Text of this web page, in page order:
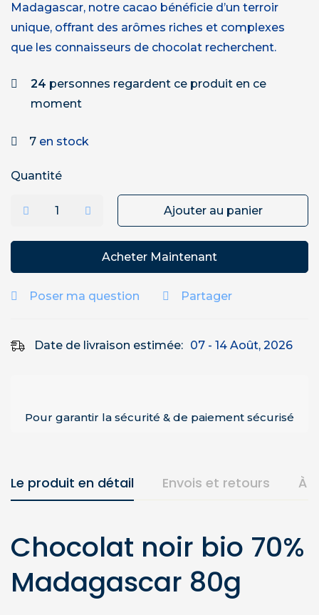
Madagascar, notre cacao bénéficie d’un terroir
unique, offrant des arômes riches et complexes
que les connaisseurs de chocolat recherchent.
24 personnes regardent ce produit en ce
moment
7 en stock
Quantité
Ajouter au panier
Acheter Maintenant
Poser ma question Partager
Date de livraison estimée: 07 - 14 Août, 2026
Pour garantir la sécurité & de paiement sécurisé
Le produit en détail Envois et retours À
Chocolat noir bio 70%
Madagascar 80g